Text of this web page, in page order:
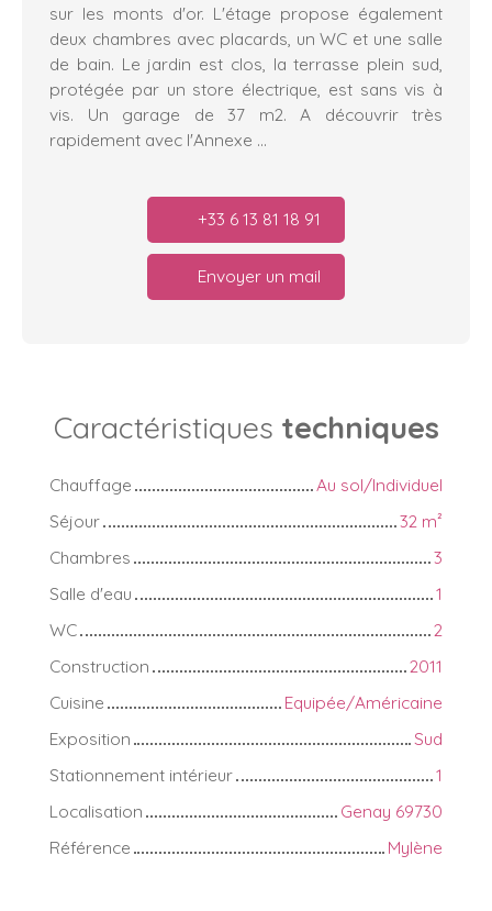
sur les monts d'or. L'étage propose également
deux chambres avec placards, un WC et une salle
de bain. Le jardin est clos, la terrasse plein sud,
protégée par un store électrique, est sans vis à
vis. Un garage de 37 m2. A découvrir très
rapidement avec l'Annexe ...
+33 6 13 81 18 91
Envoyer un mail
Caractéristiques techniques
Chauffage
Au sol/Individuel
Séjour
32 m²
Chambres
3
Salle d'eau
1
WC
2
Construction
2011
Cuisine
Equipée/Américaine
Exposition
Sud
Stationnement intérieur
1
Localisation
Genay 69730
Référence
Mylène